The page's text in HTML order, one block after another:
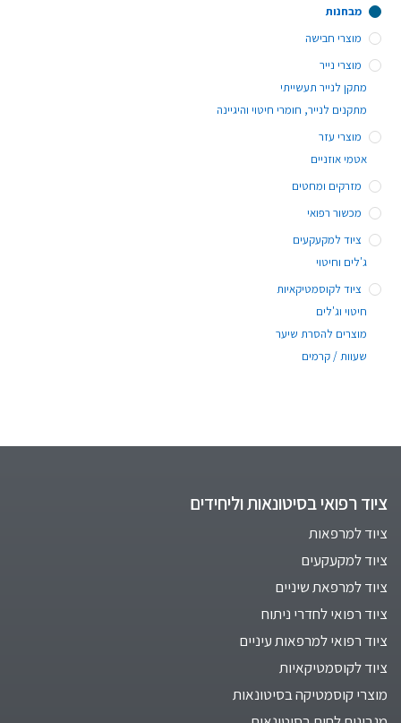
מבחנות
מוצרי חבישה
מוצרי נייר
מתקן לנייר תעשייתי
מתקנים לנייר, חומרי חיטוי והיגיינה
מוצרי עזר
אטמי אוזניים
מזרקים ומחטים
מכשור רפואי
ציוד למקעקעים
ג'לים וחיטוי
ציוד לקוסמטיקאיות
חיטוי וג'לים
מוצרים להסרת שיער
שעוות / קרמים
ציוד רפואי בסיטונאות וליחידים
ציוד למרפאות
ציוד למקעקעים
ציוד למרפאת שיניים
ציוד רפואי לחדרי ניתוח
ציוד רפואי למרפאות עיניים
ציוד לקוסמטיקאיות
מוצרי קוסמטיקה בסיטונאות